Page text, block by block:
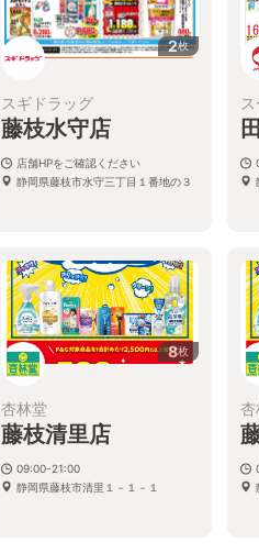
2枚
スギドラッグ
藤枝水守店
店舗HPをご確認ください
静岡県藤枝市水守三丁目１番地の３
8枚
杏林堂
藤枝清里店
09:00-21:00
静岡県藤枝市清里１－１－１
杏